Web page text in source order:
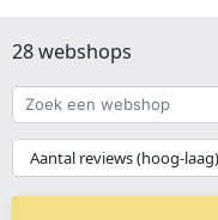
28 webshops
Zoek
een
webshop
{{
__('Sort')
}}